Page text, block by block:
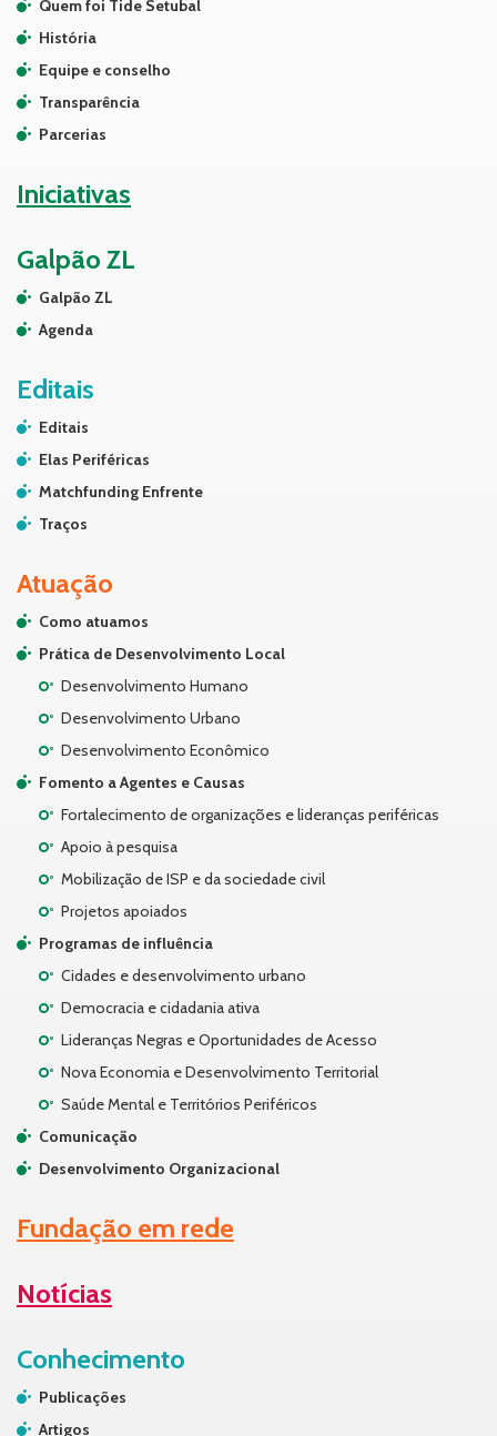
Quem foi Tide Setubal
História
Equipe e conselho
Transparência
Parcerias
Iniciativas
Galpão ZL
Galpão ZL
Agenda
Editais
Editais
Elas Periféricas
Matchfunding Enfrente
Traços
Atuação
Como atuamos
Prática de Desenvolvimento Local
Desenvolvimento Humano
Desenvolvimento Urbano
Desenvolvimento Econômico
Fomento a Agentes e Causas
Fortalecimento de organizações e lideranças periféricas
Apoio à pesquisa
Mobilização de ISP e da sociedade civil
Projetos apoiados
Programas de influência
Cidades e desenvolvimento urbano
Democracia e cidadania ativa
Lideranças Negras e Oportunidades de Acesso
Nova Economia e Desenvolvimento Territorial
Saúde Mental e Territórios Periféricos
Comunicação
Desenvolvimento Organizacional
Fundação em rede
Notícias
Conhecimento
Publicações
Artigos